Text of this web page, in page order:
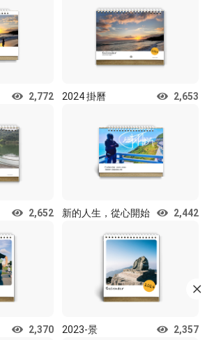
2,772 2024 掛曆 2,653
2,652 新的人生，從心開始 2,442
2,370 2023-景 2,357